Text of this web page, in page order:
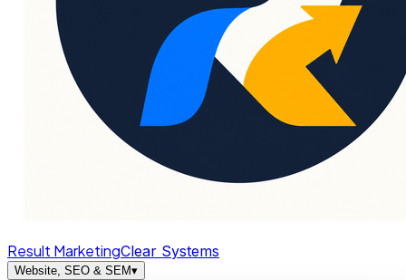
Result MarketingClear Systems
Website, SEO & SEM▾